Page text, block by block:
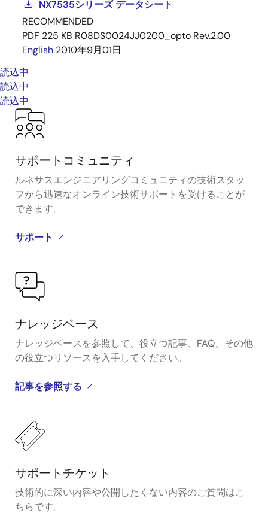
NX7535シリーズ データシート
RECOMMENDED
PDF 225 KB R08DS0024JJ0200_opto Rev.2.00
English 2010年9月01日
読込中
読込中
読込中
サポートコミュニティ
ルネサスエンジニアリングコミュニティの技術スタッ
フから迅速なオンライン技術サポートを受けることが
できます。
サポート
ナレッジベース
ナレッジベースを参照して、役立つ記事、FAQ、その他
の役立つリソースを入手してください。
記事を参照する
サポートチケット
技術的に深い内容や公開したくない内容のご質問はこ
ちらです。